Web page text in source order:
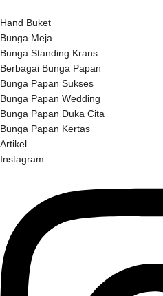
Hand Buket
Bunga Meja
Bunga Standing Krans
Berbagai Bunga Papan
Bunga Papan Sukses
Bunga Papan Wedding
Bunga Papan Duka Cita
Bunga Papan Kertas
Artikel
Instagram